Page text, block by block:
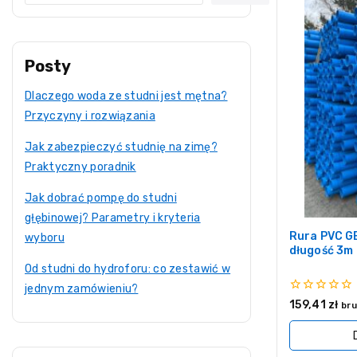
Rura PVC
długość 3m
0
5
159,41 zł
Posty
Dlaczego woda ze studni jest mętna?
Przyczyny i rozwiązania
Jak zabezpieczyć studnię na zimę?
Praktyczny poradnik
Jak dobrać pompę do studni
głębinowej? Parametry i kryteria
wyboru
Od studni do hydroforu: co zestawić w
jednym zamówieniu?